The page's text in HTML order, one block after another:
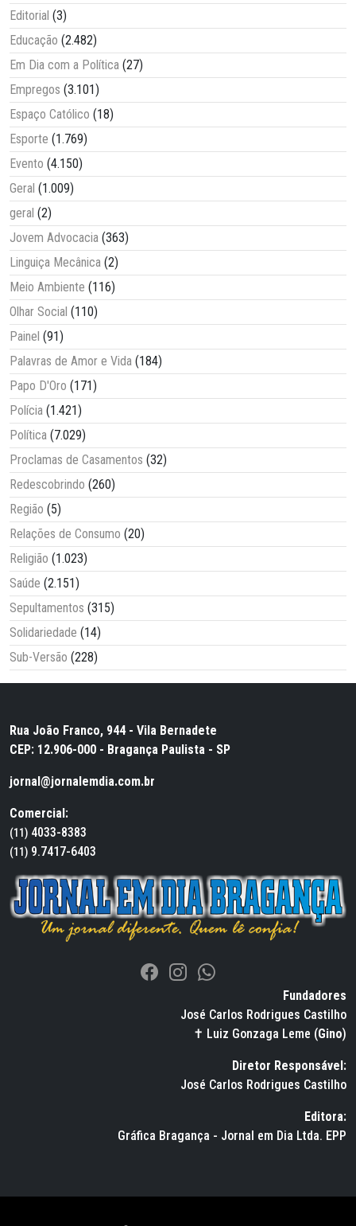
Editorial (3)
Educação (2.482)
Em Dia com a Política (27)
Empregos (3.101)
Espaço Católico (18)
Esporte (1.769)
Evento (4.150)
Geral (1.009)
geral (2)
Jovem Advocacia (363)
Linguiça Mecânica (2)
Meio Ambiente (116)
Olhar Social (110)
Painel (91)
Palavras de Amor e Vida (184)
Papo D'Oro (171)
Polícia (1.421)
Política (7.029)
Proclamas de Casamentos (32)
Redescobrindo (260)
Região (5)
Relações de Consumo (20)
Religião (1.023)
Saúde (2.151)
Sepultamentos (315)
Solidariedade (14)
Sub-Versão (228)
Rua João Franco, 944 - Vila Bernadete
CEP: 12.906-000 - Bragança Paulista - SP
jornal@jornalemdia.com.br
Comercial:
(11) 4033-8383
(11) 9.7417-6403
Fundadores
José Carlos Rodrigues Castilho
✝ Luiz Gonzaga Leme (Gino)
Diretor Responsável:
José Carlos Rodrigues Castilho
Editora:
Gráfica Bragança - Jornal em Dia Ltda. EPP